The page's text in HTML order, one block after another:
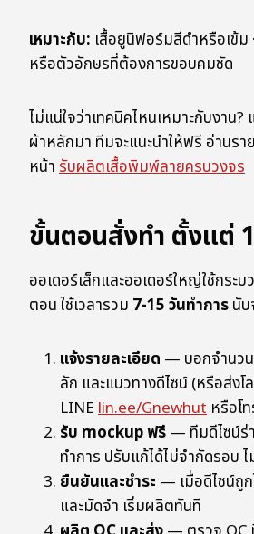
เหมาะกับ: เสื้อยูนิฟอร์มสีดำหรือเข้ม
หรือตัวอักษรที่ต้องการขอบคมชัด
ไม่แน่ใจว่าเทคนิคไหนเหมาะกับงาน?
ผ้าหลักมา ทีมจะแนะนำให้ฟรี อ่านรา
หน้ารับผลิตเสื้อพิมพ์ลายครบวงจร
ขั้นตอนสั่งทำ ตั้งแต่
ออเดอร์เล็กและออเดอร์ใหญ่ใช้กระ
ตอน ใช้เวลารวม 7-15 วันทำการนั
แจ้งรายละเอียด — บอกจำนวน
ลัก และแนวทางดีไซน์ (หรือส่งโ
LINElin.ee/Gnewhut หรือโ
รับ mockup ฟรี— ทีมดีไซน์ร่
ทำการ ปรับแก้ได้ไม่จำกัดรอบ
ยืนยันและชำระ — เมื่อดีไซน์ถู
และมัดจำ เริ่มผลิตทันที